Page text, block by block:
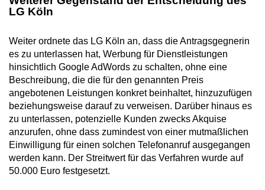
LG Köln
Weiter ordnete das LG Köln an, dass die Antragsgegnerin
es zu unterlassen hat, Werbung für Dienstleistungen
hinsichtlich Google AdWords zu schalten, ohne eine
Beschreibung, die die für den genannten Preis
angebotenen Leistungen konkret beinhaltet, hinzuzufügen
beziehungsweise darauf zu verweisen. Darüber hinaus es
zu unterlassen, potenzielle Kunden zwecks Akquise
anzurufen, ohne dass zumindest von einer mutmaßlichen
Einwilligung für einen solchen Telefonanruf ausgegangen
werden kann. Der Streitwert für das Verfahren wurde auf
50.000 Euro festgesetzt.